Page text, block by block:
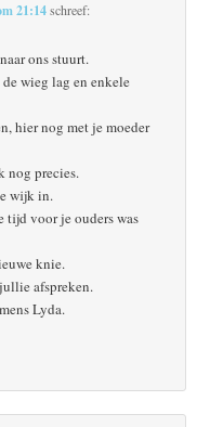
21:14schreef:
ons stuurt.
wieg lag en enkele
hier nog met je moeder
nog precies.
wijk in.
tijd voor je ouders was
knie.
afspreken.
Lyda.